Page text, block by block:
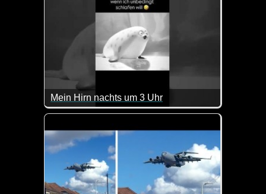
Mein Hirn nachts um 3 Uhr
Das kommt doch sehr gut hin ;-)